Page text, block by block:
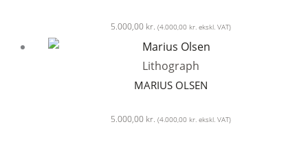
5.000,00 kr. (4.000,00 kr.ekskl. VAT)
Lithograph
MARIUS OLSEN
5.000,00 kr. (4.000,00 kr.ekskl. VAT)